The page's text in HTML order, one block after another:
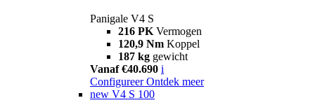
Panigale V4 S
216 PK Vermogen
120,9 Nm Koppel
187 kg gewicht
Vanaf €40.690 i
Configureer Ontdek meer
new V4 S 100